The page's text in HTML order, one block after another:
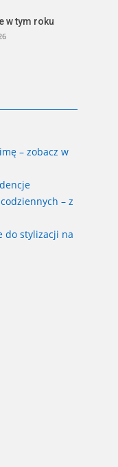
w tym roku
– zobacz w
– z
do stylizacji na